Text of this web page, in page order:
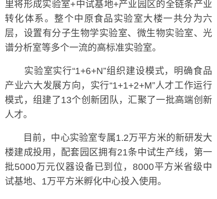
里将形成实验室+中试基地+产业园区的全链条产业
转化体系。整个中原食品实验室大楼一共分为六
层，设置有分子生物学实验室、微生物实验室、光
谱分析室等多个一流的高标准实验室。
实验室实行“1+6+N”组织建设模式，明确食品
产业六大发展方向，实行“1+1+2+M”人才工作运行
模式，组建了13个创新团队，汇聚了一批高端创新
人才。
目前，中心实验室专属1.2万平方米的新研发大
楼建成投用，配套园区拥有21条中试生产线，第一
批5000万元仪器设备已到位，8000平方米省级中
试基地、1万平方米孵化中心投入使用。